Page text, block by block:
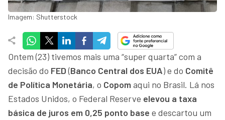
Imagem: Shutterstock
Ontem (23) tivemos mais uma “super quarta” com a
decisão do FED(Banco Central dos EUA) e do Comitê
de Política Monetária, o Copom aqui no Brasil. Lá nos
Estados Unidos, o Federal Reserve elevou a taxa
básica de juros em 0,25 ponto base e descartou um